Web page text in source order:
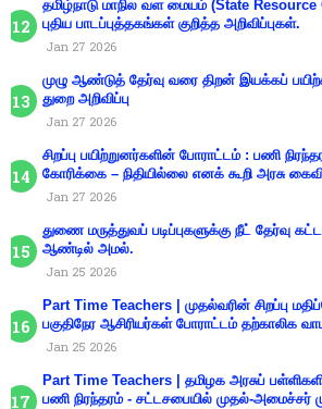
தமிழ்நாடு மாநில வள மையம் (State Resource
புதிய பாடப்புத்தகங்கள் குறித்த அறிவிப்புகள்.
Jan 27 2026
முழு ஆண்டுத் தேர்வு வரை திறன் இயக்கப்
துறை அறிவிப்பு
Jan 27 2026
சிறப்பு பயிற்றுனர்களின் போராட்டம் : பணி
கோரிக்கை – நிதியில்லை எனக் கூறி அரசு
Jan 27 2026
துணை மருத்துவப் படிப்புகளுக்கு நீட் தேர்வு
ஆண்டில் அமல்.
Jan 25 2026
Part Time Teachers | முதல்வரின் சிறப்பு
பகுதிநேர ஆசிரியர்கள் போராட்டம் தற்காலிக
Jan 25 2026
Part Time Teachers | தமிழக அரசுப்
பணி நிரந்தரம் - சட்டசபையில் முதல்-அமைச்சர்